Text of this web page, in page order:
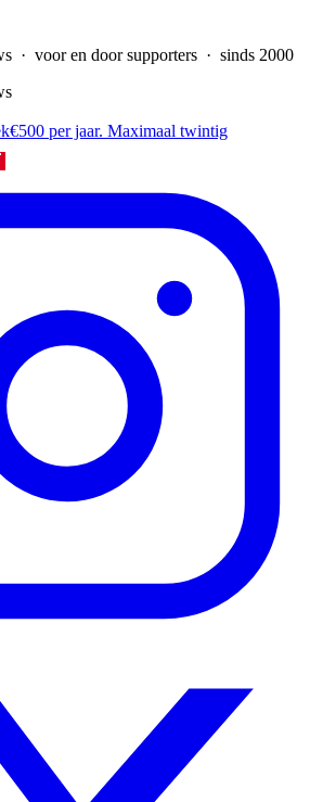
· voor en door supporters · sinds 2000
€500 per jaar. Maximaal twintig